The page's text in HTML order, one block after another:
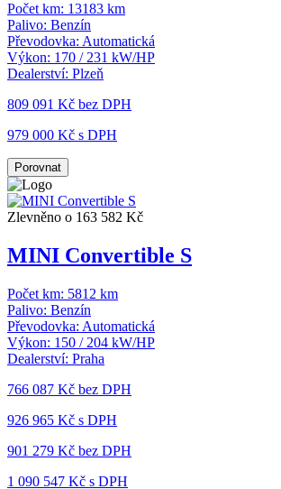
Počet km: 13183 km
Palivo: Benzín
Převodovka: Automatická
Výkon: 170 / 231 kW/HP
Dealerství: Plzeň
809 091 Kč bez DPH
979 000 Kč s DPH
Porovnat
Zlevněno o 163 582 Kč
MINI Convertible S
Počet km: 5812 km
Palivo: Benzín
Převodovka: Automatická
Výkon: 150 / 204 kW/HP
Dealerství: Praha
766 087 Kč bez DPH
926 965 Kč s DPH
901 279 Kč bez DPH
1 090 547 Kč s DPH